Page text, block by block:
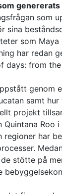
som
sina
som
har redan
days: from
genom
samt
projekt
Quintana
regioner har
stötte på